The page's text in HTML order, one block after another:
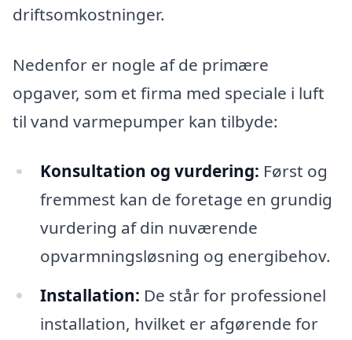
driftsomkostninger.
Nedenfor er nogle af de primære
opgaver, som et firma med speciale i luft
til vand varmepumper kan tilbyde:
Konsultation og vurdering: Først og
fremmest kan de foretage en grundig
vurdering af din nuværende
opvarmningsløsning og energibehov.
Installation: De står for professionel
installation, hvilket er afgørende for